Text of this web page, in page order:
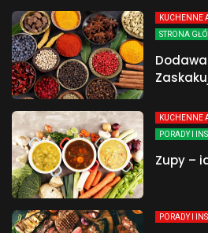
KUCHENNE
STRONA
KUCHENNE
PORADY I
Zupy –
PORADY I